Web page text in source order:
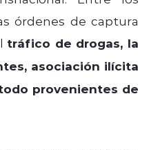
órdenes de captura
tráfico de drogas, la
asociación ilícita
provenientes de